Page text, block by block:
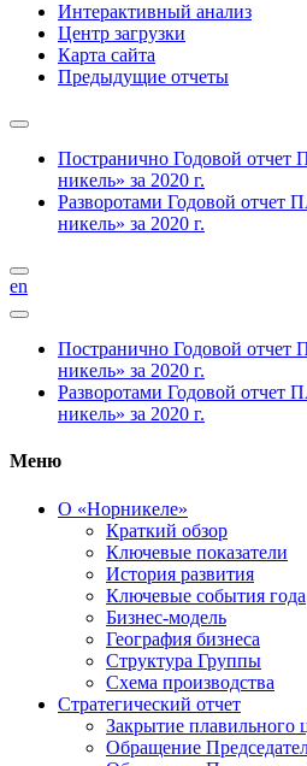
Интерактивный анализ
Центр загрузки
Карта сайта
Предыдущие отчеты
Постранично Годовой
никель» за 2020 г.
Разворотами Годовой отчет
никель» за 2020 г.
en
Постранично Годовой
никель» за 2020 г.
Разворотами Годовой отчет
никель» за 2020 г.
Меню
О «Норникеле»
Краткий обзор
Ключевые показатели
История развития
Ключевые события года
Бизнес-модель
География бизнеса
Структура Группы
Схема производства
Стратегический отчет
Закрытие плавильного
Обращение